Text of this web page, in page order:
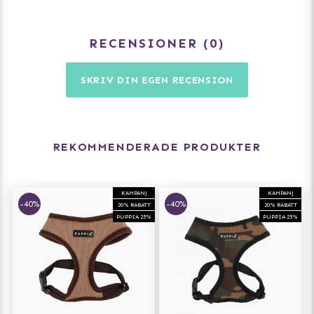
RECENSIONER 0
SKRIV DIN EGEN RECENSION
REKOMMENDERADE PRODUKTER
KAMPANJ
20% RABATT
PUPPIA 25%
-40%
KAMPANJ
20% RABATT
PUPPIA 25%
-40%